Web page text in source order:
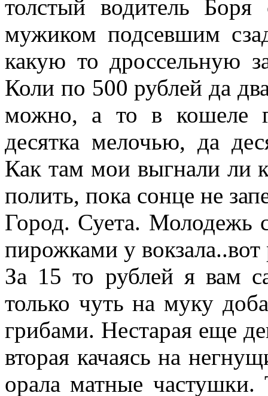
толстый водитель
мужиком подсевшим
какую то дроссельную
Коли по 500 рублей да
можно, а то в кошеле
десятка мелочью, да
Как там мои выгнали ли
полить, пока сонце не
Город. Суета. Молодежь
пирожками у
За 15 то рублей я вам
только чуть на муку
грибами. Нестарая еще
вторая качаясь на
орала матные